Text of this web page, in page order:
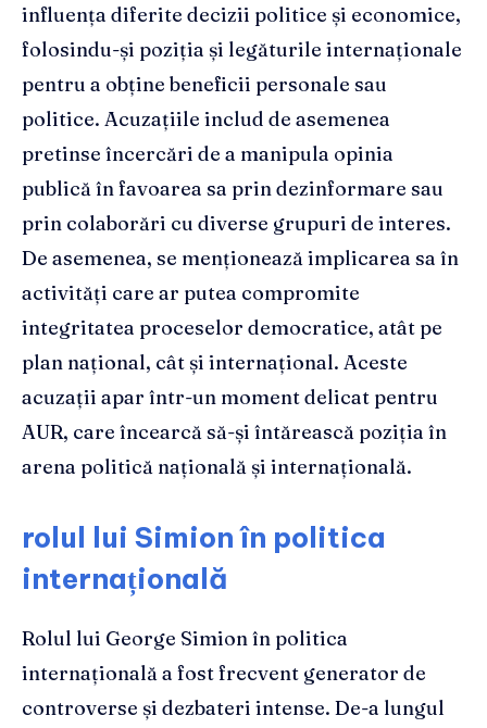
influența diferite decizii politice și economice,
folosindu-și poziția și legăturile internaționale
pentru a obține beneficii personale sau
politice. Acuzațiile includ de asemenea
pretinse încercări de a manipula opinia
publică în favoarea sa prin dezinformare sau
prin colaborări cu diverse grupuri de interes.
De asemenea, se menționează implicarea sa în
activități care ar putea compromite
integritatea proceselor democratice, atât pe
plan național, cât și internațional. Aceste
acuzații apar într-un moment delicat pentru
AUR, care încearcă să-și întărească poziția în
arena politică națională și internațională.
rolul lui Simion în politica
internațională
Rolul lui George Simion în politica
internațională a fost frecvent generator de
controverse și dezbateri intense. De-a lungul